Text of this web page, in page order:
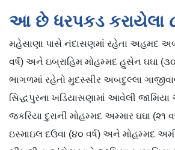
આ છે ધરપકડ કરાયેલા
મહેસાણા પાસે નંદાસણમાં રહેતા અહમદ
વર્ષ) અને ઇબ્રાહિમ મોહમ્મદ હુસેન ઘઘા (૩૦
ભાગળમાં રહેતો મુદસ્સીર અબદુલ્લા
સિદ્ધપુરના ખડિયાસણામાં આવેલી
જકરિયા દુરાની મોહમ્મદ અમ્માર ઘઘા (૨૧
ઇસ્માઇલ દઉવા (૪૦ વર્ષ) અને મોહમ્મદ